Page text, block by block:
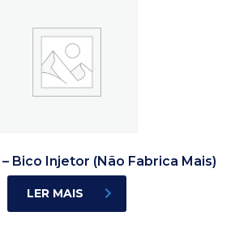
– Bico Injetor (Não Fabrica Mais)
LER MAIS